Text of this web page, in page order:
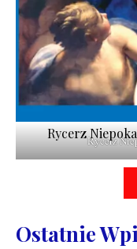
Rycerz
Rycerz
Ostatnie